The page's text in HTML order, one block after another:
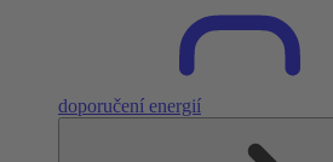
doporučení energií